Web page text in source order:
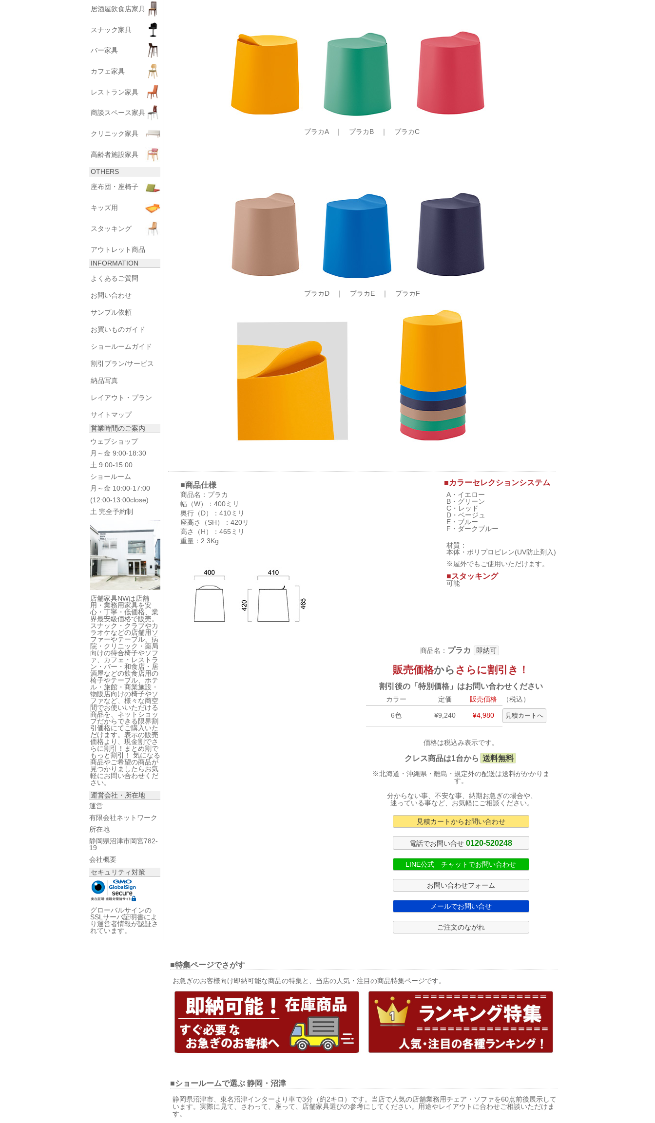
居酒屋飲食店家具
スナック家具
バー家具
カフェ家具
レストラン家具
商談スペース家具
クリニック家具
高齢者施設家具
OTHERS
座布団・座椅子
キッズ用
スタッキング
アウトレット商品
INFORMATION
よくあるご質問
お問い合わせ
サンプル依頼
お買いものガイド
ショールームガイド
割引プラン/サービス
納品写真
レイアウト・プラン
サイトマップ
営業時間のご案内
ウェブショップ
月～金 9:00-18:30
土 9:00-15:00
ショールーム
月～金 10:00-17:00
(12:00-13:00close)
土 完全予約制
店舗家具NWは店舗
用・業務用家具を安
心・丁寧・低価格、業
界最安級価格で販売。
スナック・クラブやカ
ラオケなどの店舗用ソ
ファーやテーブル、病
院・クリニック・薬局
向けの待合椅子やソフ
ァ、カフェ・レストラ
ン・バー・和食店・居
酒屋などの飲食店用の
椅子やテーブル、ホテ
ル・旅館・商業施設・
物販店向けの椅子やソ
ファなど、様々な商空
間でお使いいただける
商品を、ネットショッ
プだからできる限界割
引価格にてご購入いた
だけます。表示の販売
価格より、現金割でさ
らに割引！まとめ割で
もっと割引！ 気になる
商品やご希望の商品が
見つかりましたらお気
軽にお問い合わせくだ
さい。
運営会社・所在地
運営
有限会社ネットワーク
所在地
静岡県沼津市岡宮782-
19
会社概要
セキュリティ対策
グローバルサインの
SSLサーバ証明書によ
り運営者情報が認証さ
れています。
プラカA ｜ プラカB ｜ プラカC
プラカD ｜ プラカE ｜ プラカF
■商品仕様
商品名：プラカ
幅（W）：400ミリ
奥行（D）：410ミリ
座高さ（SH）：420リ
高さ（H）：465ミリ
重量：2.3Kg
■カラーセレクションシステム
A・イエロー
B・グリーン
C・レッド
D・ベージュ
E・ブルー
F・ダークブルー
材質：
本体・ポリプロピレン(UV防止剤入)
※屋外でもご使用いただけます。
■スタッキング
可能
商品名： プラカ 即納可
販売価格から さらに割引き！
割引後の「特別価格」はお問い合わせください
カラー 定価 販売価格 （税込）
6色 ¥9,240 ¥4,980
価格は税込み表示です。
クレス商品は1台から 送料無料
※北海道・沖縄県・離島・規定外の配送は送料がかかりま
す。
分からない事、不安な事、納期お急ぎの場合や、
迷っている事など、お気軽にご相談ください。
見積カートからお問い合わせ
電話でお問い合せ0120-520248
LINE公式 チャットでお問い合わせ
お問い合わせフォーム
メールでお問い合せ
ご注文のながれ
■特集ページでさがす
お急ぎのお客様向け即納可能な商品の特集と、当店の人気・注目の商品特集ページです。
■ショールームで選ぶ静岡・沼津
静岡県沼津市、東名沼津インターより車で3分（約2キロ）です。当店で人気の店舗業務用チェア・ソファを60点前後展示して
います。実際に見て、さわって、座って、店舗家具選びの参考にしてください。用途やレイアウトに合わせご相談いただけま
す。